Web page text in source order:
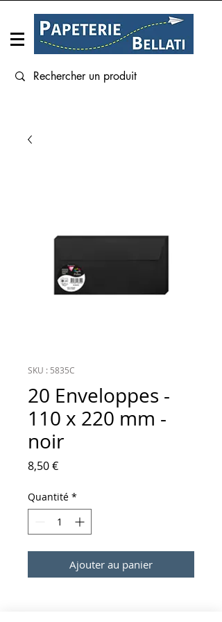
SKU : 5835C
20 Enveloppes -
110 x 220 mm -
noir
8,50 €Prix
Quantité *
Ajouter au panier